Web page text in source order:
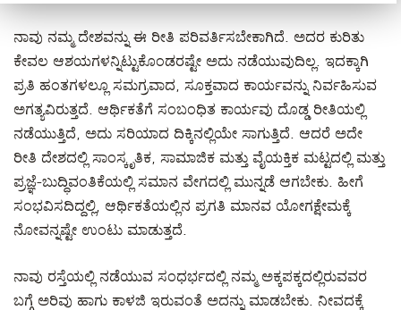
ನಾವು ನಮ್ಮ ದೇಶವನ್ನು ಈ ರೀತಿ ಪರಿವರ್ತಿಸಬೇಕಾಗಿದೆ. ಅದರ ಕುರಿತು
ಕೇವಲ ಆಶಯಗಳನ್ನಿಟ್ಟುಕೊಂಡರಷ್ಟೇ ಅದು ನಡೆಯುವುದಿಲ್ಲ. ಇದಕ್ಕಾಗಿ
ಪ್ರತಿ ಹಂತಗಳಲ್ಲೂ ಸಮಗ್ರವಾದ, ಸೂಕ್ತವಾದ ಕಾರ್ಯವನ್ನು ನಿರ್ವಹಿಸುವ
ಅಗತ್ಯವಿರುತ್ತದೆ. ಆರ್ಥಿಕತೆಗೆ ಸಂಬಂಧಿತ ಕಾರ್ಯವು ದೊಡ್ಡ ರೀತಿಯಲ್ಲಿ
ನಡೆಯುತ್ತಿದೆ, ಅದು ಸರಿಯಾದ ದಿಕ್ಕಿನಲ್ಲಿಯೇ ಸಾಗುತ್ತಿದೆ. ಆದರೆ ಅದೇ
ರೀತಿ ದೇಶದಲ್ಲಿ ಸಾಂಸ್ಕೃತಿಕ, ಸಾಮಾಜಿಕ ಮತ್ತು ವೈಯಕ್ತಿಕ ಮಟ್ಟದಲ್ಲಿ ಮತ್ತು
ಪ್ರಜ್ಞೆ-ಬುದ್ಧಿವಂತಿಕೆಯಲ್ಲಿ ಸಮಾನ ವೇಗದಲ್ಲಿ ಮುನ್ನಡೆ ಆಗಬೇಕು. ಹೀಗೆ
ಸಂಭವಿಸದಿದ್ದಲ್ಲಿ, ಆರ್ಥಿಕತೆಯಲ್ಲಿನ ಪ್ರಗತಿ ಮಾನವ ಯೋಗಕ್ಷೇಮಕ್ಕೆ
ನೋವನ್ನಷ್ಟೇ ಉಂಟು ಮಾಡುತ್ತದೆ.
ನಾವು ರಸ್ತೆಯಲ್ಲಿ ನಡೆಯುವ ಸಂಧರ್ಭದಲ್ಲಿ ನಮ್ಮ ಅಕ್ಕಪಕ್ಕದಲ್ಲಿರುವವರ
ಬಗ್ಗೆ ಅರಿವು ಹಾಗು ಕಾಳಜಿ ಇರುವಂತೆ ಅದನ್ನು ಮಾಡಬೇಕು. ನೀವದಕ್ಕೆ